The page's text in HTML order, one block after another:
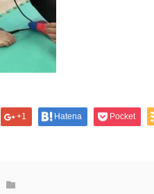
+1 Hatena Pocket